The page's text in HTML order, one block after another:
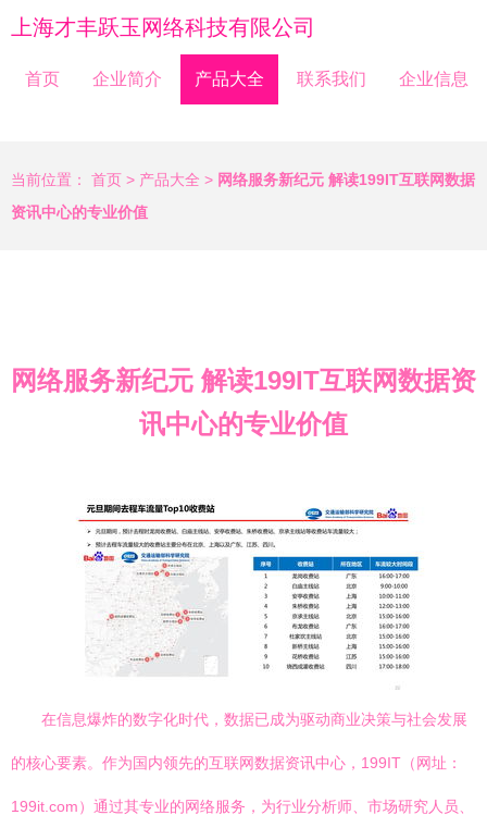
上海才丰跃玉网络科技有限公司
首页 企业简介 产品大全 联系我们 企业信息
当前位置： 首页 > 产品大全 > 网络服务新纪元 解读199IT互联网数据
资讯中心的专业价值
网络服务新纪元 解读199IT互联网数据资
讯中心的专业价值
在信息爆炸的数字化时代，数据已成为驱动商业决策与社会发展
的核心要素。作为国内领先的互联网数据资讯中心，199IT（网址：
199it.com）通过其专业的网络服务，为行业分析师、市场研究人员、